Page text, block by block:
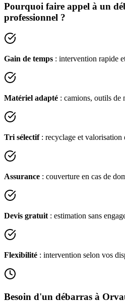
Pourquoi faire appel à un
professionnel ?
Gain de temps : intervention rapide
Matériel adapté : camions, outils de
Tri sélectif: recyclage et valorisation
Assurance : couverture en cas de
Devis gratuit : estimation sans
Flexibilité : intervention selon vos
Besoin d'un débarras à